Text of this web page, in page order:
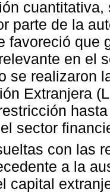
parte de la
favoreció que
en el
se realizaron
Extranjera
sector
con las
a la
capital